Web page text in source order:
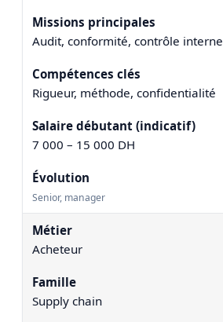
Audit, conformité, contrôle interne
Rigueur, méthode, confidentialité
7 000 – 15 000 DH
Senior, manager
Acheteur
Supply chain